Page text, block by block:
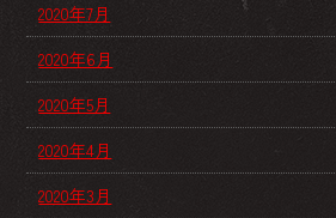
2020年7月
2020年6月
2020年5月
2020年4月
2020年3月